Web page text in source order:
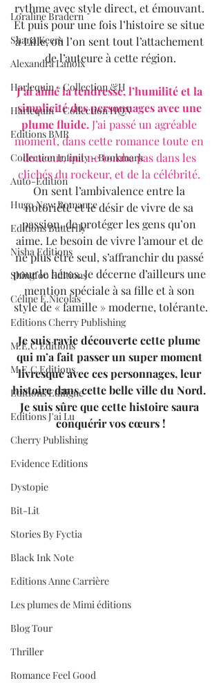
Loraline Bradern
Shana Keers
Alexandra Lanoix
Harlequin - Collection &H
Harlequin - Collection HQN
Editions BMR
Collection Infinity - Bookmark
Auto-Edition
Hugo New Romance
Editions Butterfly
Nisha Editions
Shingfoo Editions
Céline E.Nicolas
Editions Cherry Publishing
M.E.C Editions
M.E.C Editions
Editions Ediligne
Editions J'ai Lu
Cherry Publishing
Evidence Editions
Dystopie
Bit-Lit
Stories By Fyctia
Black Ink Note
Editions Anne Carrière
Les plumes de Mimi éditions
Blog Tour
Thriller
Romance Feel Good
rythme avec style direct, et émouvant.
Et puis pour une fois l’histoire se situe
à Lille, où l’on sent tout l’attachement
de l’auteure à cette région.
J’ai aimé la tendresse, l’humilité et la
simplicité des personnages avec une
plume fluide. J’ai passé un agréable
moment, dans cette romance toute en
douceur, qui ne tombe pas dans les
clichés du rockeur, et de la célébrité.
On sent l’ambivalence entre la
notoriété et le désir de vivre de sa
passion, de protéger les gens qu’on
aime. Le besoin de vivre l’amour et de
ne plus être seul, s’affranchir du passé
pour le héros. Je décerne d’ailleurs une
mention spéciale à sa fille et à son
style de « famille » moderne, tolérante.
Je suis ravie découverte cette plume
qui m’a fait passer un super moment
livresque avec ces personnages, leur
histoire dans cette belle ville du Nord.
Je suis sûre que cette histoire saura
conquérir vos cœurs !